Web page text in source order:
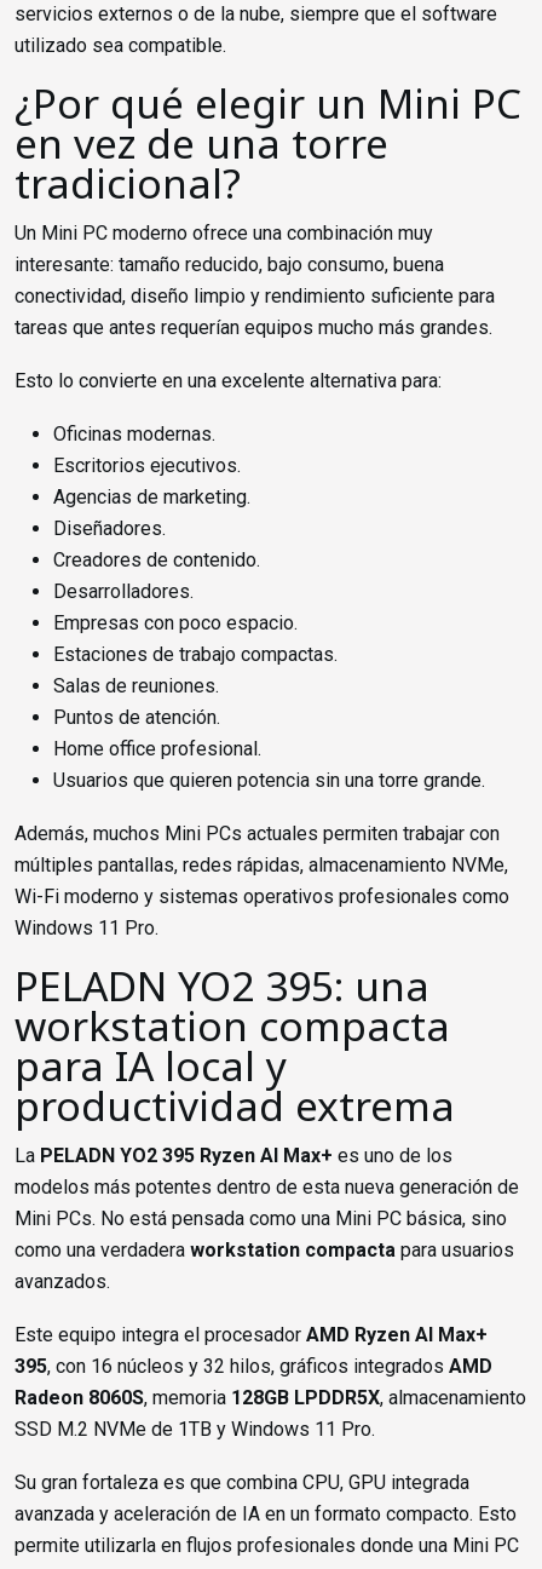
servicios externos o de la nube, siempre que el software
utilizado sea compatible.
¿Por qué elegir un Mini PC
en vez de una torre
tradicional?
Un Mini PC moderno ofrece una combinación muy
interesante: tamaño reducido, bajo consumo, buena
conectividad, diseño limpio y rendimiento suficiente para
tareas que antes requerían equipos mucho más grandes.
Esto lo convierte en una excelente alternativa para:
Oficinas modernas.
Escritorios ejecutivos.
Agencias de marketing.
Diseñadores.
Creadores de contenido.
Desarrolladores.
Empresas con poco espacio.
Estaciones de trabajo compactas.
Salas de reuniones.
Puntos de atención.
Home office profesional.
Usuarios que quieren potencia sin una torre grande.
Además, muchos Mini PCs actuales permiten trabajar con
múltiples pantallas, redes rápidas, almacenamiento NVMe,
Wi-Fi moderno y sistemas operativos profesionales como
Windows 11 Pro.
PELADN YO2 395: una
workstation compacta
para IA local y
productividad extrema
La PELADN YO2 395 Ryzen AI Max+ es uno de los
modelos más potentes dentro de esta nueva generación de
Mini PCs. No está pensada como una Mini PC básica, sino
como una verdadera workstation compacta para usuarios
avanzados.
Este equipo integra el procesador AMD Ryzen AI Max+
395, con 16 núcleos y 32 hilos, gráficos integrados AMD
Radeon 8060S, memoria 128GB LPDDR5X, almacenamiento
SSD M.2 NVMe de 1TB y Windows 11 Pro.
Su gran fortaleza es que combina CPU, GPU integrada
avanzada y aceleración de IA en un formato compacto. Esto
permite utilizarla en flujos profesionales donde una Mini PC